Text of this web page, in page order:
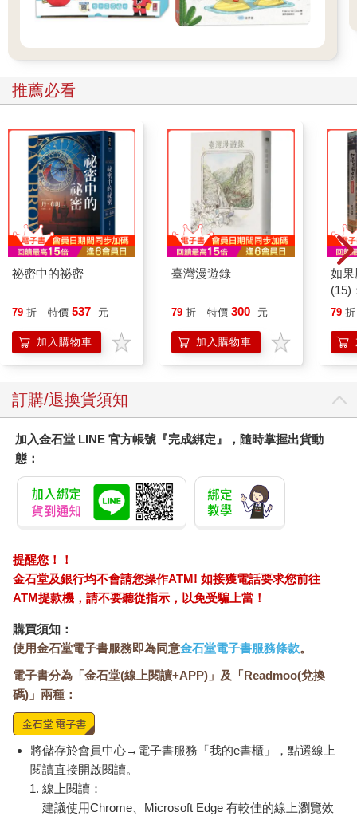
推薦必看
祕密中的祕密
79 折 特價 537 元
加入購物車
臺灣漫遊錄
79 折 特價 300 元
加入購物車
如
(15)
貓
79 折
訂購/退換貨須知
加入金石堂 LINE 官方帳號『完成綁定』，隨時掌握出貨動
態：
提醒您！！
金石堂及銀行均不會請您操作ATM! 如接獲電話要求您前往
ATM提款機，請不要聽從指示，以免受騙上當！
購買須知：
使用金石堂電子書服務即為同意金石堂電子書服務條款。
電子書分為「金石堂(線上閱讀+APP)」及「Readmoo(兌換
碼)」兩種：
將儲存於會員中心→電子書服務「我的e書櫃」，點選線上
閱讀直接開啟閱讀。
線上閱讀：
建議使用Chrome、Microsoft Edge 有較佳的線上瀏覽效